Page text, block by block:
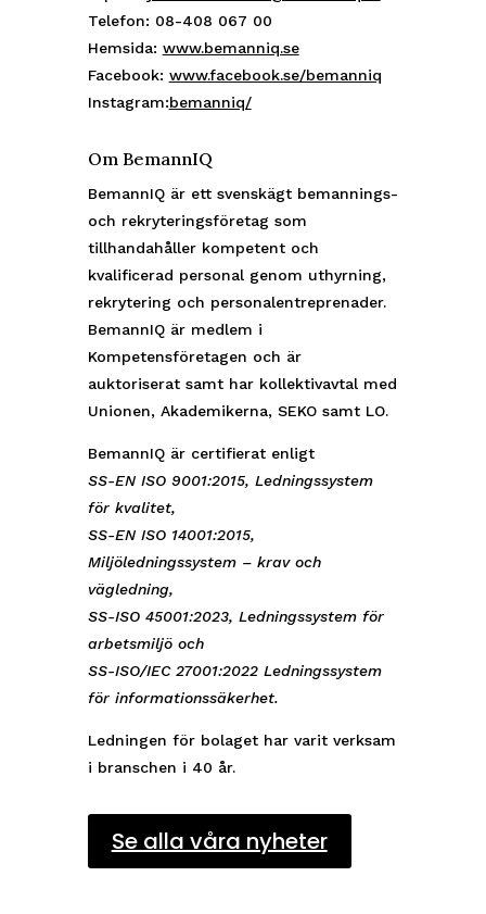
Telefon: 08-408 067 00
Hemsida: www.bemanniq.se
Facebook: www.facebook.se/bemanniq
Instagram:bemanniq/
Om BemannIQ
BemannIQ är ett svenskägt bemannings-
och rekryteringsföretag som
tillhandahåller kompetent och
kvalificerad personal genom uthyrning,
rekrytering och personalentreprenader.
BemannIQ är medlem i
Kompetensföretagen och är
auktoriserat samt har kollektivavtal med
Unionen, Akademikerna, SEKO samt LO.
BemannIQ är certifierat enligt
SS-EN ISO 9001:2015, Ledningssystem
för kvalitet,
SS-EN ISO 14001:2015,
Miljöledningssystem – krav och
vägledning,
SS-ISO 45001:2023, Ledningssystem för
arbetsmiljö och
SS-ISO/IEC 27001:2022 Ledningssystem
för informationssäkerhet.
Ledningen för bolaget har varit verksam
i branschen i 40 år.
Se alla våra nyheter